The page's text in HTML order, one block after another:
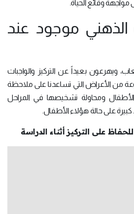
مواجهة وقائع الحياة.
موجود عند
ويهرعون بعيداً عن التركيز والواجبات
من الأعراض التي تساعدنا على ملاحظة
ومحاولة تشخيصها في المراحل
كبيرة على حالة هؤلاء الأطفال.